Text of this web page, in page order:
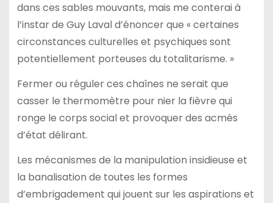
dans ces sables mouvants, mais me conterai à
l’instar de Guy Laval d’énoncer que « certaines
circonstances culturelles et psychiques sont
potentiellement porteuses du totalitarisme. »
Fermer ou réguler ces chaînes ne serait que
casser le thermomètre pour nier la fièvre qui
ronge le corps social et provoquer des acmés
d’état délirant.
Les mécanismes de la manipulation insidieuse et
la banalisation de toutes les formes
d’embrigadement qui jouent sur les aspirations et